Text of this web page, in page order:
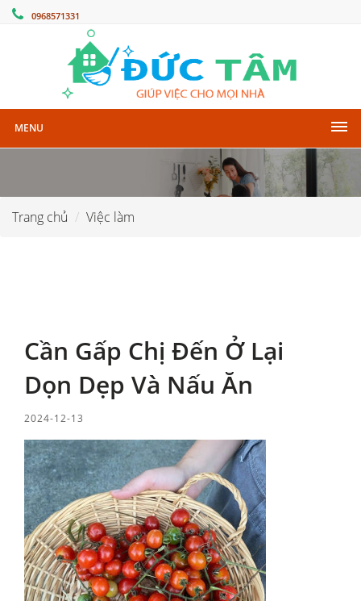
0968571331
MENU
Trang chủ Việc làm
Cần Gấp Chị Đến Ở Lại
Dọn Dẹp Và Nấu Ăn
2024-12-13